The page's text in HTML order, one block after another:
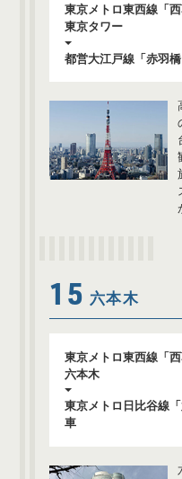
東京メトロ東西線「
東京タワー
都営大江戸線「赤羽
15 六本木
東京メトロ東西線「
六本木
東京メトロ日比谷線
車